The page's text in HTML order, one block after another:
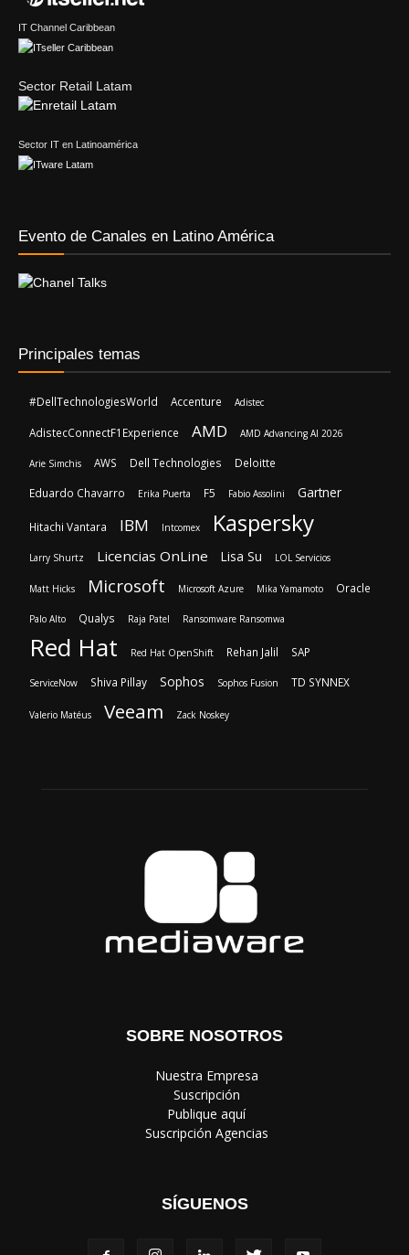
IT Channel Caribbean
Sector Retail Latam
Sector IT en Latinoamérica
Evento de Canales en Latino América
Principales temas
#DellTechnologiesWorld Accenture Adistec
AdistecConnectF1Experience AMD AMD Advancing AI 2026
Arie Simchis AWS Dell Technologies Deloitte
Eduardo Chavarro Erika Puerta F5 Fabio Assolini Gartner
Hitachi Vantara IBM Intcomex Kaspersky
Larry Shurtz Licencias OnLine Lisa Su LOL Servicios
Matt Hicks Microsoft Microsoft Azure Mika Yamamoto Oracle
Palo Alto Qualys Raja Patel Ransomware Ransomwa
Red Hat Red Hat OpenShift Rehan Jalil SAP
ServiceNow Shiva Pillay Sophos Sophos Fusion TD SYNNEX
Valerio Matéus Veeam Zack Noskey
SOBRE NOSOTROS
‎ Nuestra Empresa
‎ Suscripción
‎ Publique aquí
‎ Suscripción Agencias
SÍGUENOS